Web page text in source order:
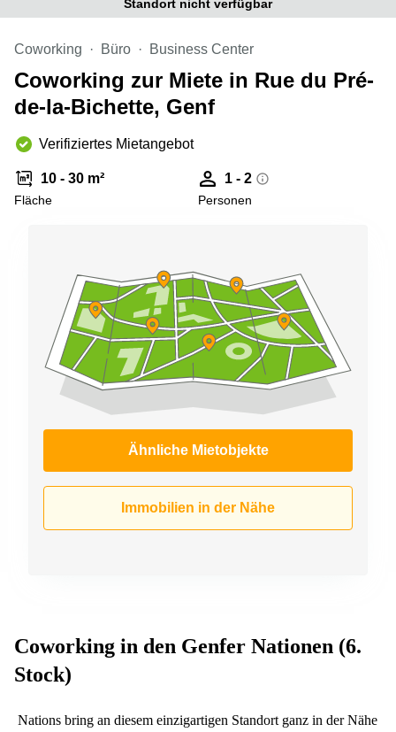
mieten
Business
Center
Center
Zug
29 Basel
Zugerstrasse
Glärnischstrasse
13 Wil
Werftestrasse
Standort nicht verfügbar
Coworking Büro Business Center
Coworking zur Miete in Rue du Pré-
de-la-Bichette, Genf
Verifiziertes Mietangebot
10 - 30 m²
Fläche
1 - 2
Personen
Ähnliche Mietobjekte
Immobilien in der Nähe
Coworking in den Genfer Nationen (6.
Stock)
Nations bring an diesem einzigartigen Standort ganz in der Nähe